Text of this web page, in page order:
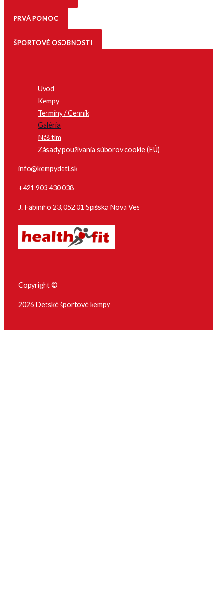
PRVÁ POMOC
ŠPORTOVÉ OSOBNOSTI
Úvod
Kempy
Termíny / Cenník
Galéria
Náš tím
Zásady používania súborov cookie (EÚ)
info@kempydeti.sk
+421 903 430 038
J. Fabíniho 23, 052 01 Spišská Nová Ves
Copyright ©
2026 Detské športové kempy